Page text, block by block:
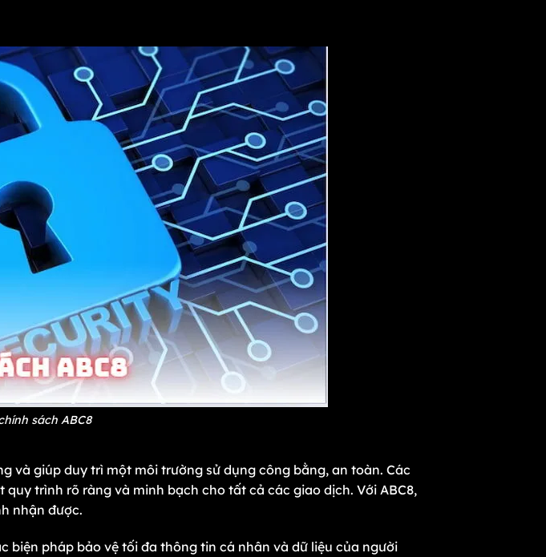
sách ABC8
và giúp duy trì một môi trường sử dụng công bằng, an toàn. Các
trình rõ ràng và minh bạch cho tất cả các giao dịch. Với ABC8,
nhận được.
biện pháp bảo vệ tối đa thông tin cá nhân và dữ liệu của người